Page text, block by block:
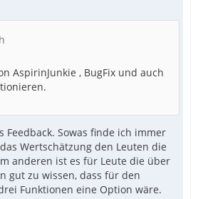
AspirinJunkie , BugFix und auch
Feedback. Sowas finde ich immer
Wertschätzung den Leuten die
anderen ist es für Leute die über
gut zu wissen, dass für den
Funktionen eine Option wäre.